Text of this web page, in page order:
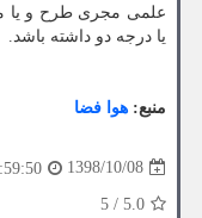
علمی مجری طرح و یا
یا درجه دو داشته باشد.
منبع: هوا فضا
1398/10/08
5.0
/
5